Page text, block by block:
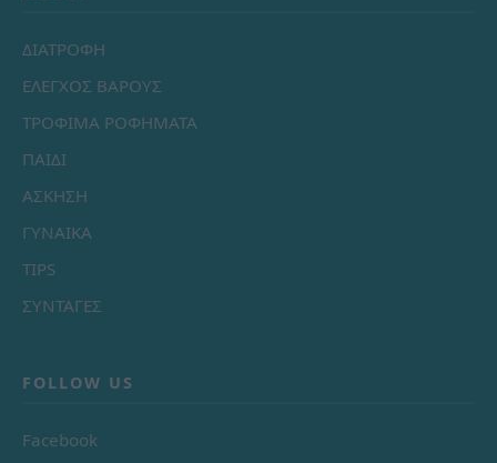
ΔΙΑΤΡΟΦΗ
ΕΛΕΓΧΟΣ ΒΑΡΟΥΣ
ΤΡΟΦΙΜΑ ΡΟΦΗΜΑΤΑ
ΠΑΙΔΙ
ΑΣΚΗΣΗ
ΓΥΝΑΙΚΑ
TIPS
ΣΥΝΤΑΓΕΣ
FOLLOW US
Facebook